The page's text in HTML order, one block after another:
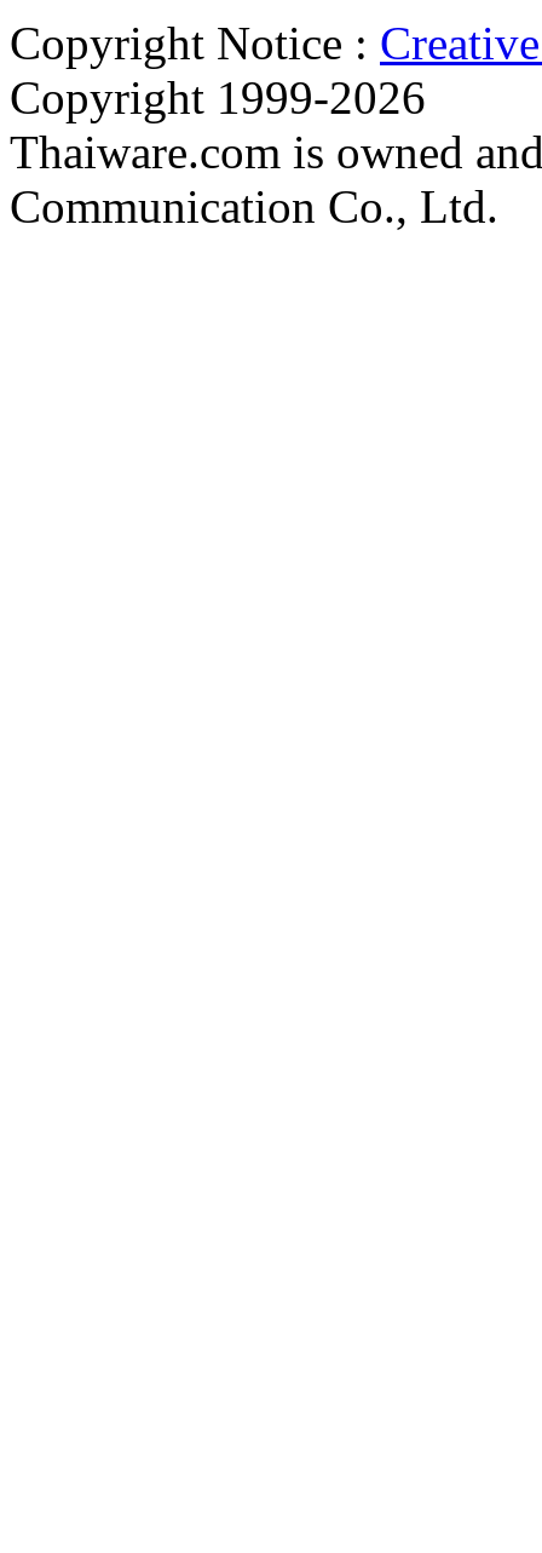
Copyright Notice :
Copyright 1999-2026
Thaiware.com is owned
Communication Co., Ltd.